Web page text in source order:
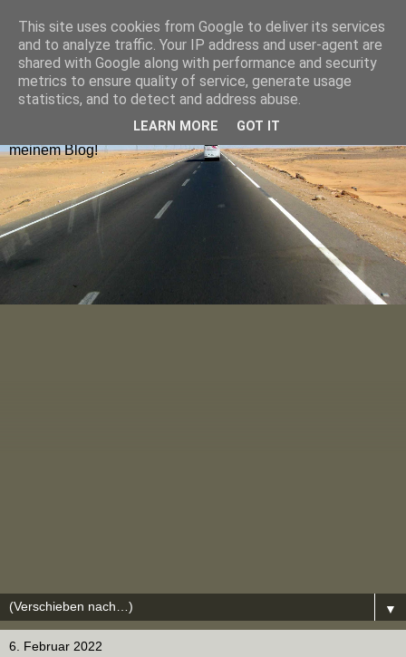
Hugolienchen on Tour
Reiseblogs aus Deutschland und Europa findet ihr nach
Ländern sortiert im Menu oder über die Blog-Karte. Die
neuesten Blogposts lest ihr auf der Startseite. Viel Spaß auf
meinem Blog!
▼
6. Februar 2022
This site uses cookies from Google to deliver its services
and to analyze traffic. Your IP address and user-agent are
shared with Google along with performance and security
metrics to ensure quality of service, generate usage
statistics, and to detect and address abuse.
LEARN MORE GOT IT